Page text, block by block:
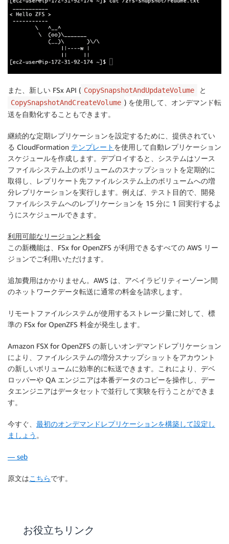
また、新しい FSx API ( CopySnapshotAndUpdateVolume と
CopySnapshotAndCreateVolume ) を使用して、オンデマンド転
送を自動化することもできます。
継続的な定期レプリケーションを設定するために、提供されてい
る CloudFormation テンプレート を使用して自動レプリケーション
スケジュールを作成します。デプロイすると、システムはソース
ファイルシステム上のボリュームのスナップショットを定期的に
取得し、レプリケート先ファイルシステム上のボリュームへの増
分レプリケーションを実行します。例えば、テスト目的で、開発
ファイルシステムへのレプリケーションを 15 分に 1 回実行するよ
うにスケジュールできます。
利用可能なリージョンと料金
この新機能は、FSx for OpenZFS が利用できるすべての AWS リー
ジョンでご利用いただけます。
追加費用はかかりません。AWS は、アベイラビリティーゾーン間
のネットワークデータ転送に通常の料金を請求します。
リモートファイルシステムが使用するストレージ量に対して、標
準の FSx for OpenZFS 料金が発生します。
Amazon FSX for OpenZFS の新しいオンデマンドレプリケーション
により、ファイルシステムの増分スナップショットをアカウント
の新しいボリュームに効率的に転送できます。これにより、デベ
ロッパーや QA エンジニアは本番データのコピーを操作し、デー
タエンジニアはデータセットで並行して実験を行うことができま
す。
今すぐ、 最初のオンデマンドレプリケーションを構築して設定し
ましょう 。
— seb
原文はこちらです。
お役立ちリンク